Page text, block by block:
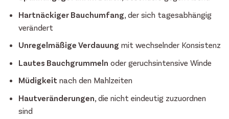
Hartnäckiger Bauchumfang , der sich tagesabhängig
verändert
Unregelmäßige Verdauung mit wechselnder Konsistenz
Lautes Bauchgrummeln oder geruchsintensive Winde
Müdigkeit nach den Mahlzeiten
Hautveränderungen, die nicht eindeutig zuzuordnen
sind